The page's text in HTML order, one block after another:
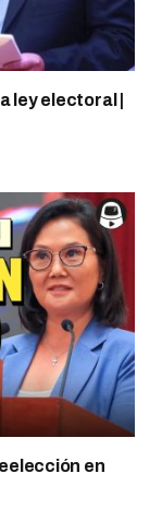
ley electoral |
en